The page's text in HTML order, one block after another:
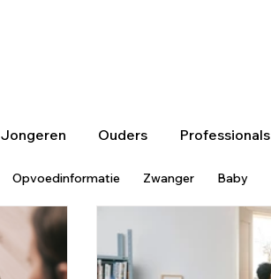
Jongeren Ouders Professionals
Opvoedinformatie Zwanger Baby